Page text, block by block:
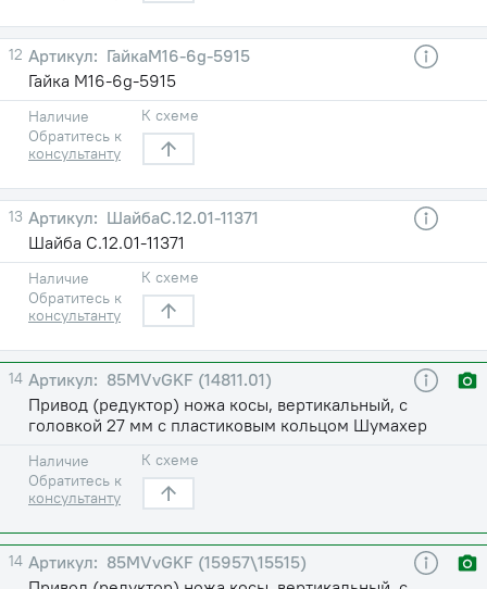
12
ГайкаМ16-6g-5915
Гайка М16-6g-5915
Наличие
Обратитесь к
консультанту
К схеме
13
ШайбаС.12.01-11371
Шайба С.12.01-11371
Наличие
Обратитесь к
консультанту
К схеме
14
85MVvGKF (14811.01)
Привод (редуктор) ножа косы, вертикальный, с
головкой 27 мм с пластиковым кольцом Шумахер
Наличие
Обратитесь к
консультанту
К схеме
14
85MVvGKF (15957\15515)